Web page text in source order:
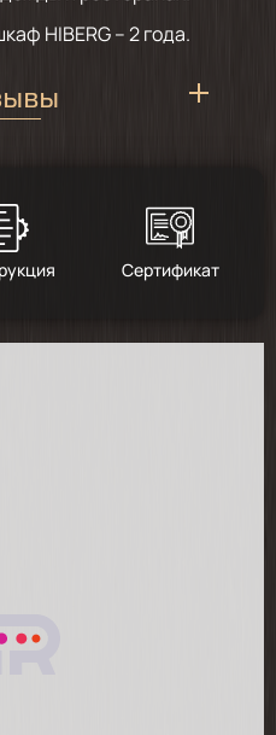
HIBERG – 2 года.
Сертификат